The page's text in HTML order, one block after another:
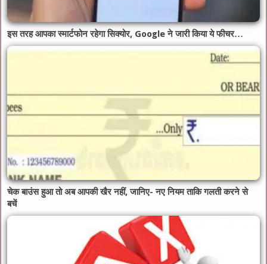
इस तरह आपका स्मार्टफोन रहेगा सिक्योर, Google ने जारी किया ये फीचर…
चेक बाउंस हुआ तो अब आपकी खैर नहीं, जानिए- नए नियम ताकि गलती करने से
बचें